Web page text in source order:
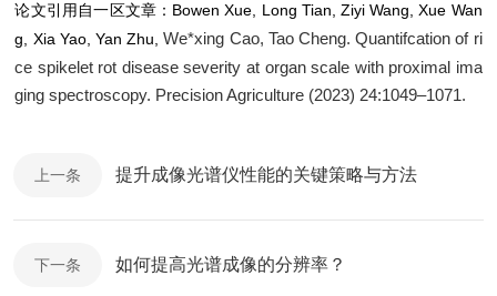
论文引用自一区文章：Bowen Xue, Long Tian, Ziyi Wang, Xue Wan
g, Xia Yao, Yan Zhu,We*xing Cao, Tao Cheng. Quantifcation of ri
ce spikelet rot disease severity at organ scale with proximal ima
ging spectroscopy. Precision Agriculture (2023) 24:1049–1071.
上一条 提升成像光谱仪性能的关键策略与方法
下一条 如何提高光谱成像的分辨率？